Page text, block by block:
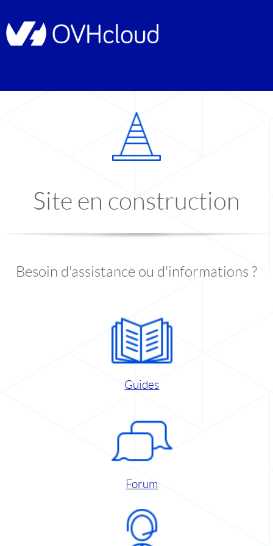
Site en construction
Besoin d'assistance ou d'informations ?
Guides
Forum